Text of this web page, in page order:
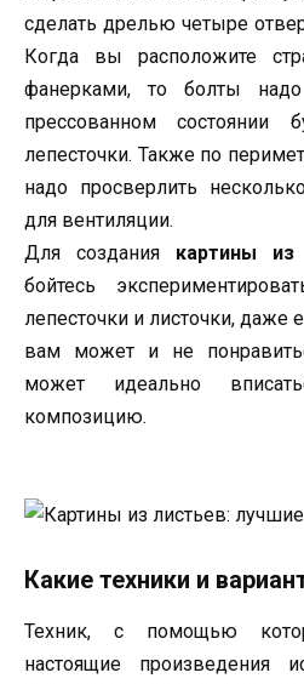
сделать дрелью четыре
Когда вы расположите
фанерками, то болты
прессованном состоянии
лепесточки. Также по
надо просверлить
для вентиляции.
Для создания картины из
бойтесь
лепесточки и листочки, даже
вам может и не
может идеально
композицию.
Какие техники и
Техник, с помощью
настоящие произведения